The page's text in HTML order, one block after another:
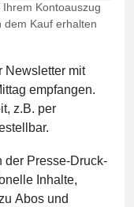
Kontoauszug
dem Kauf erhalten
Newsletter mit
empfangen.
z.B. per
der Presse-Druck-
Inhalte,
Abos und